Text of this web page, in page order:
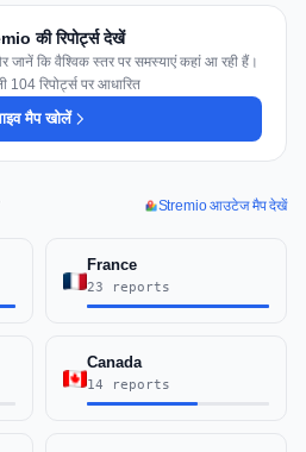
की रिपोर्ट्स देखें
जानें कि वैश्विक स्तर पर समस्याएं कहां आ रही हैं।
104 रिपोर्ट्स पर आधारित
मैप खोलें
Stremio आउटेज मैप देखें
France
23 reports
Canada
14 reports